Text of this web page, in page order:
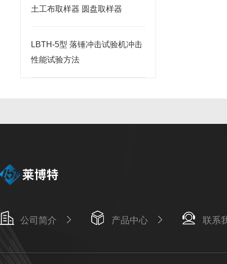
土工布取样器 圆盘取样器
LBTH-5型 落锤冲击试验机冲击
性能试验方法
公司简介 产品中心 联系